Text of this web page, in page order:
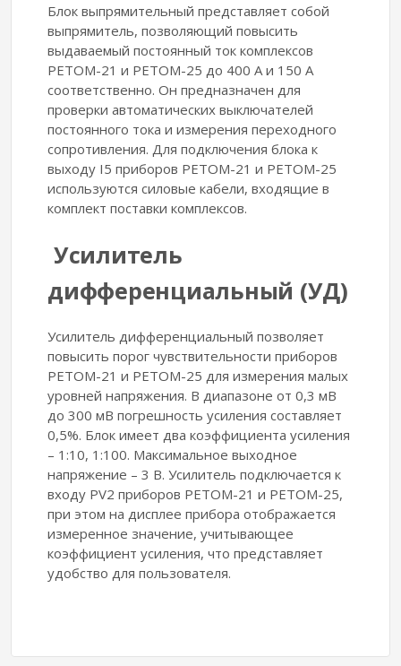
Блок выпрямительный представляет собой
выпрямитель, позволяющий повысить
выдаваемый постоянный ток комплексов
РЕТОМ-21 и РЕТОМ-25 до 400 А и 150 А
соответственно. Он предназначен для
проверки автоматических выключателей
постоянного тока и измерения переходного
сопротивления. Для подключения блока к
выходу I5 приборов РЕТОМ-21 и РЕТОМ-25
используются силовые кабели, входящие в
комплект поставки комплексов.
Усилитель
дифференциальный (УД)
Усилитель дифференциальный позволяет
повысить порог чувствительности приборов
РЕТОМ-21 и РЕТОМ-25 для измерения малых
уровней напряжения. В диапазоне от 0,3 мВ
до 300 мВ погрешность усиления составляет
0,5%. Блок имеет два коэффициента усиления
– 1:10, 1:100. Максимальное выходное
напряжение – 3 В. Усилитель подключается к
входу PV2 приборов РЕТОМ-21 и РЕТОМ-25,
при этом на дисплее прибора отображается
измеренное значение, учитывающее
коэффициент усиления, что представляет
удобство для пользователя.